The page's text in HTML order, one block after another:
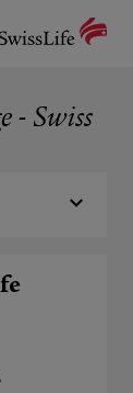
- Swiss